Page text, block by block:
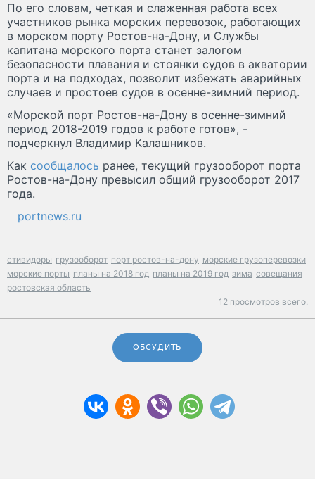
По его словам, четкая и слаженная работа всех
участников рынка морских перевозок, работающих
в морском порту Ростов-на-Дону, и Службы
капитана морского порта станет залогом
безопасности плавания и стоянки судов в акватории
порта и на подходах, позволит избежать аварийных
случаев и простоев судов в осенне-зимний период.
«Морской порт Ростов-на-Дону в осенне-зимний
период 2018-2019 годов к работе готов», -
подчеркнул Владимир Калашников.
Как сообщалось ранее, текущий грузооборот порта
Ростов-на-Дону превысил общий грузооборот 2017
года.
portnews.ru
стивидоры грузооборот порт ростов-на-дону морские грузоперевозки
морские порты планы на 2018 год планы на 2019 год зима совещания
ростовская область
12 просмотров всего.
ОБСУДИТЬ